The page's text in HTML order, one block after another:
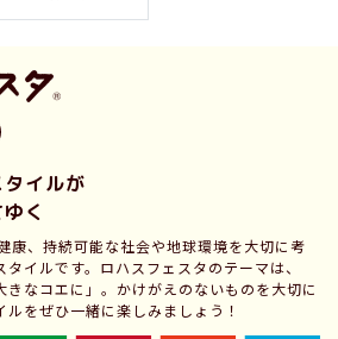
イルが
く
康、持続可能な社会や地球環境を大切に考
イルです。ロハスフェスタのテーマは、
きなコエに」。かけがえのないものを大切に
をぜひ一緒に楽しみましょう！